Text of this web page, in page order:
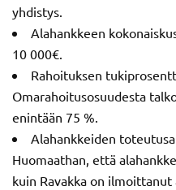
yhdistys.
Alahankkeen
10 000€.
Rahoituksen
Omarahoitusosuudesta
enintään 75 %.
Alahankkeiden
Huomaathan, että
kuin Ravakka on